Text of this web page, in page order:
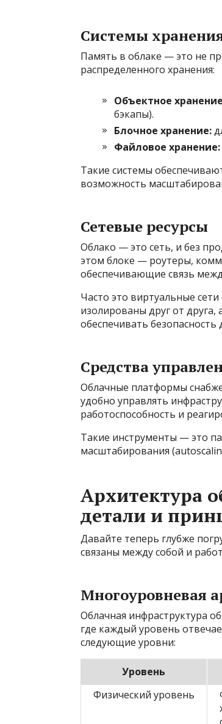
Системы
Память в облаке — это не
распределенного хранения:
Объектное
бэкапы).
Блочное хранение:
Файловое хранение:
Такие системы
возможность
Сетевые ресурсы
Облако — это сеть, и без
этом блоке — роутеры,
обеспечивающие связь
Часто это виртуальные
изолированы друг от
обеспечивать безопасность
Средства
Облачные платформы
удобно управлять
работоспособность и
Такие инструменты — это
масштабирования
Архитектура
детали и
Давайте теперь глубже
связаны между собой и
Многоуровневая
Облачная инфраструктура
где каждый уровень
следующие уровни:
Уровень
Физический уровень